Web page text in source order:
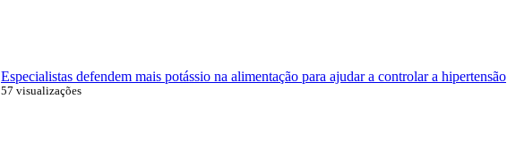
Especialistas defendem mais potássio na alimentação para ajudar a controlar a hipertensão
57 visualizações